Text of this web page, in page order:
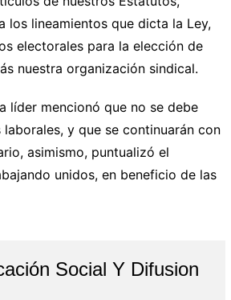
los lineamientos que dicta la Ley,
electorales para la elección de
nuestra organización sindical.
líder mencionó que no se debe
y que se continuarán con
asimismo, puntualizó el
unidos, en beneficio de las
Social Y Difusion